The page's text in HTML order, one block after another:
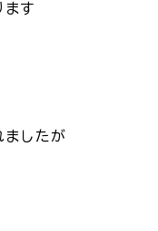
ます
ましたが